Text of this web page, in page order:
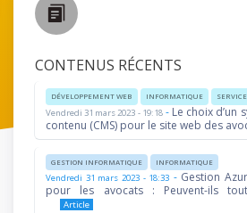
CONTENUS RÉCENTS
DÉVELOPPEMENT WEB INFORMATIQUE
Vendredi 31 mars 2023 - 19:18- Le choix d’un
contenu (CMS) pour le site web des
GESTION INFORMATIQUE INFORMATIQUE
Vendredi 31 mars 2023 - 18:33 - Gestion
pour les avocats : Peuvent-ils
Article